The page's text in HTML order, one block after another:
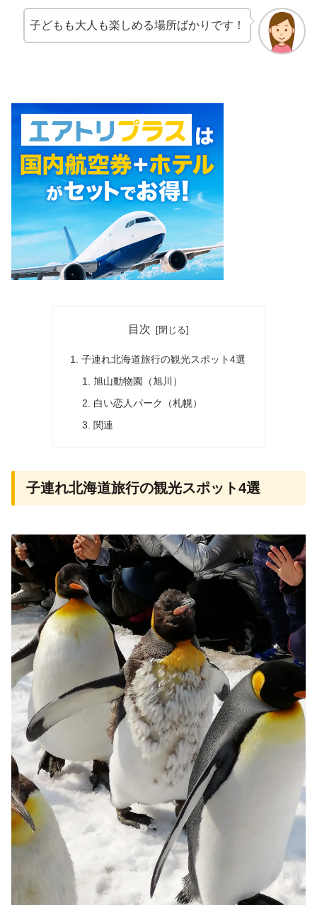
子どもも大人も楽しめる場所ばかりです！
目次
子連れ北海道旅行の観光スポット4選
旭山動物園（旭川）
白い恋人パーク（札幌）
関連
子連れ北海道旅行の観光スポット4選